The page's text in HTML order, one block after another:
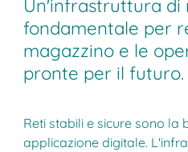
Un'infrastruttura di
fondamentale per
magazzino e le
pronte per il futuro.
Reti stabili e sicure sono la
applicazione digitale.